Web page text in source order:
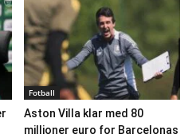
Fotball
Aston Villa klar med 80
millioner euro for Barcelonas